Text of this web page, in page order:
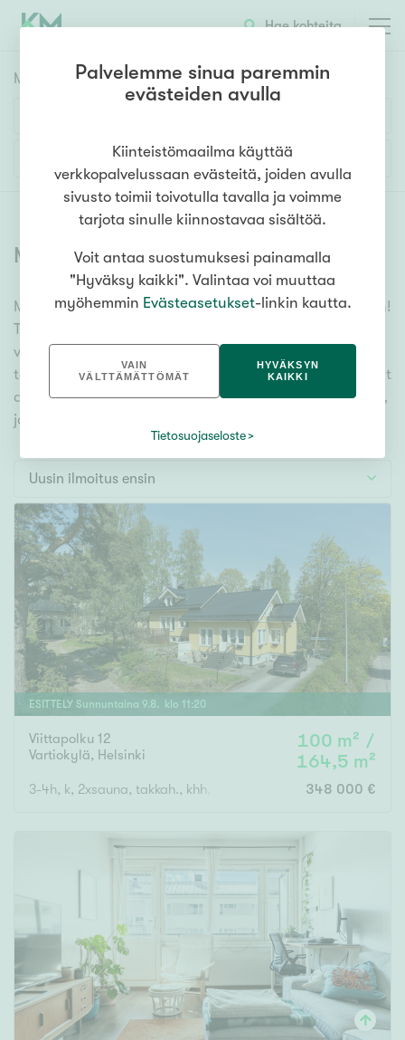
Hae kohteita
Myyntikohteet
1h 2h 3h 4h 5h+
Asuntotyyppi
Kerros-/luhtitalo
Rivitalo/paritalo
Omakoti-/erillistalo
Maa- tai metsätila
Vapaa-ajan asunto
Muut
Hinta
000 000 €
Pinta-ala
Asuinpinta-ala Kokonaispinta-ala
m²
Rakennusvuosi
Uudiskohteet
Vain uudiskohteet Ei uudiskohteita
Lisää hakuehtoja
Myytävät asunnot (6397)
Meiltä löydät myytävät asunnot, oli tarpeesi mikä vain!
Tuhansien kohteiden ja satojen kiinteistönvälittäjien
verkostomme auttaa sinua kenties elämäsi
tärkeimmässä päätöksessä. Katso alta kaikki myytävät
asunnot. Hyödynnä myös kätevää hakutyökaluamme,
jonka avulla löydät omien toiveidesi mukaisen kodin.
Uusin ilmoitus ensin
ESITTELY Sunnuntaina 9.8 . klo 11 :20
Viittapolku 12
Vartiokylä, Helsinki
100 m² /
164,5 m²
3-4h, k, 2xsauna, takkah., khh, 2xkph, erill.wc, varastotilaa,
348 000 €
Palvelemme sinua paremmin
evästeiden avulla
Kiinteistömaailma käyttää
verkkopalvelussaan evästeitä, joiden avulla
sivusto toimii toivotulla tavalla ja voimme
tarjota sinulle kiinnostavaa sisältöä.
Voit antaa suostumuksesi painamalla
"Hyväksy kaikki". Valintaa voi muuttaa
myöhemmin Evästeasetukset-linkin kautta.
VAIN
VÄLTTÄMÄTTÖMÄT
HYVÄKSYN
KAIKKI
Tietosuojaseloste